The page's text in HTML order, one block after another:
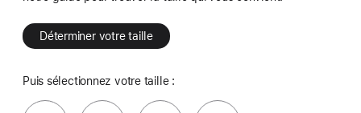
Déterminer votre taille
Puis sélectionnez votre taille :